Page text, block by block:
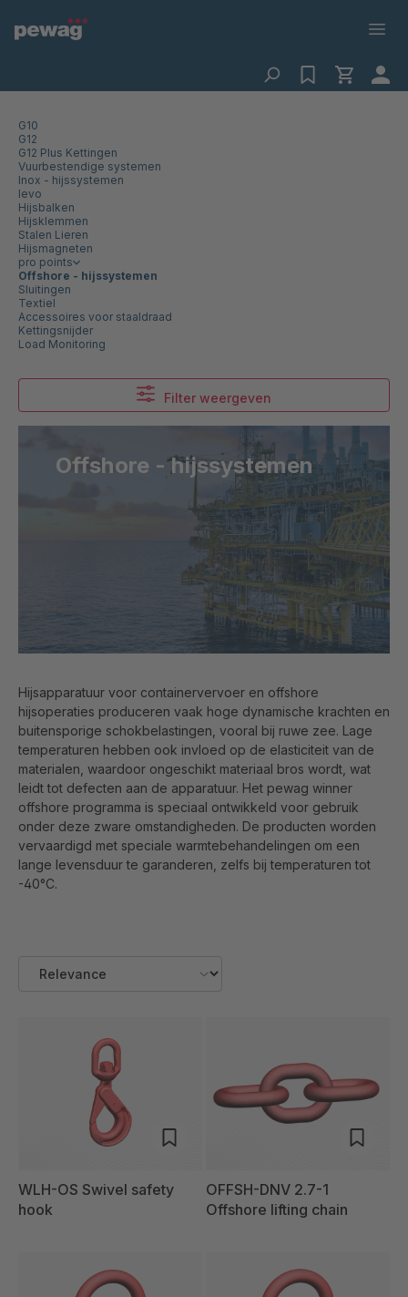
G10
G12
G12 Plus Kettingen
Vuurbestendige systemen
Inox - hijssystemen
levo
Hijsbalken
Hijsklemmen
Stalen Lieren
Hijsmagneten
pro points
Offshore - hijssystemen
Sluitingen
Textiel
Accessoires voor staaldraad
Kettingsnijder
Load Monitoring
Filter weergeven
Offshore - hijssystemen
Hijsapparatuur voor containervervoer en offshore
hijsoperaties produceren vaak hoge dynamische krachten en
buitensporige schokbelastingen, vooral bij ruwe zee. Lage
temperaturen hebben ook invloed op de elasticiteit van de
materialen, waardoor ongeschikt materiaal bros wordt, wat
leidt tot defecten aan de apparatuur. Het pewag winner
offshore programma is speciaal ontwikkeld voor gebruik
onder deze zware omstandigheden. De producten worden
vervaardigd met speciale warmtebehandelingen om een
lange levensduur te garanderen, zelfs bij temperaturen tot
-40°C.
WLH-OS Swivel safety
hook
OFFSH-DNV 2.7-1
Offshore lifting chain